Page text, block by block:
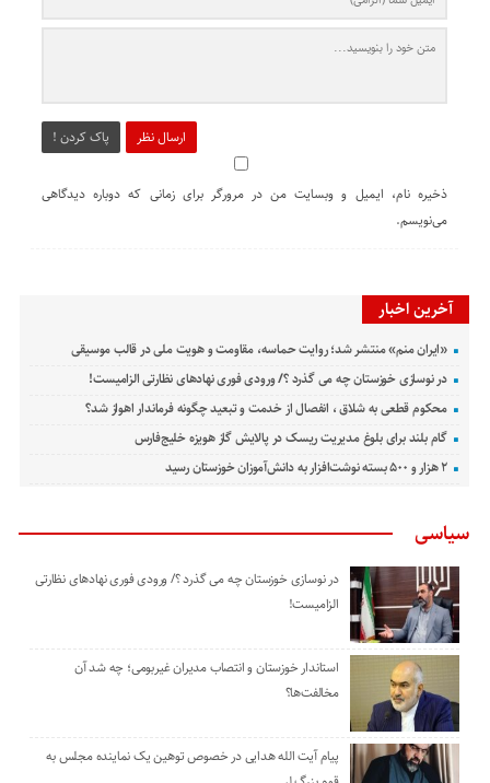
ارسال نظر پاک کردن !
ذخیره نام، ایمیل و وبسایت من در مرورگر برای زمانی که دوباره دیدگاهی
می‌نویسم.
آخرین اخبار
«ایران منم» منتشر شد؛ روایت حماسه، مقاومت و هویت ملی در قالب موسیقی
در نوسازی خوزستان چه می گذرد ؟/ ورودی فوری نهادهای نظارتی الزامیست!
محکوم قطعی به شلاق ، انفصال از خدمت و تبعید چگونه فرماندار اهواز شد؟
گام بلند برای بلوغ مدیریت ریسک در پالایش گاز هویزه خلیج‌فارس
۲ هزار و ۵۰۰ بسته نوشت‌افزار به دانش‌آموزان خوزستان رسید
سیاسی
در نوسازی خوزستان چه می گذرد ؟/ ورودی فوری نهادهای نظارتی
الزامیست!
استاندار خوزستان و انتصاب مدیران غیربومی؛ چه شد آن
مخالفت‌ها؟
پیام آیت الله هدایی در خصوص توهین یک نماینده مجلس به